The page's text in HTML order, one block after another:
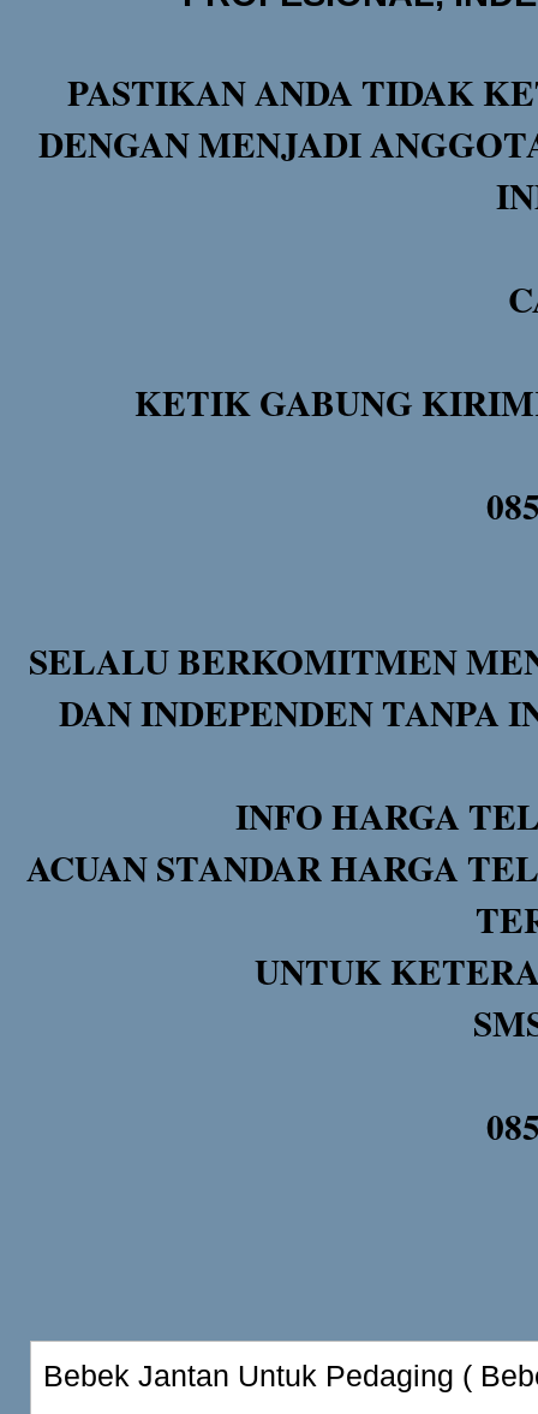
PASTIKAN ANDA TIDAK
DENGAN MENJADI
KETIK GABUNG
SELALU BERKOMITMEN
DAN INDEPENDEN TANPA
INFO HARGA
ACUAN STANDAR HARGA
UNTUK
Bebek Jantan Untuk Pedaging (